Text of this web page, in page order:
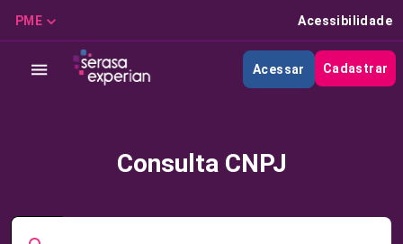
PME Acessibilidade
Acessar Cadastrar
Consulta CNPJ